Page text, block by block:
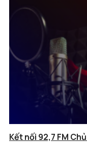
Kết nối 92,7 FM